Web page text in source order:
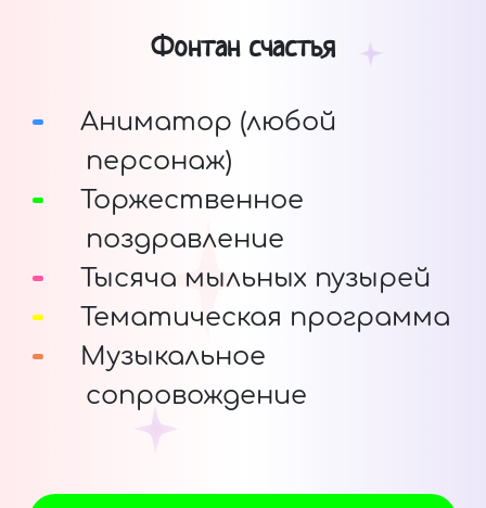
Фонтан счастья
Аниматор (любой
персонаж)
Торжественное
поздравление
Тысяча мыльных пузырей
Тематическая программа
Музыкальное
сопровождение